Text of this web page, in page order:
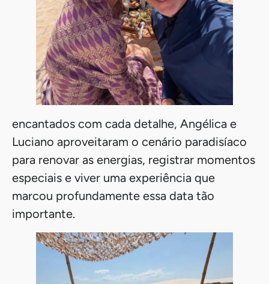
encantados com cada detalhe, Angélica e
Luciano aproveitaram o cenário paradisíaco
para renovar as energias, registrar momentos
especiais e viver uma experiência que
marcou profundamente essa data tão
importante.